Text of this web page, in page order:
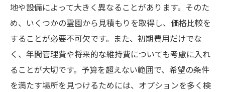
地や設備によって大きく異なることがあります。そのた
め、いくつかの霊園から見積もりを取得し、価格比較を
することが必要不可欠です。また、初期費用だけでな
く、年間管理費や将来的な維持費についても考慮に入れ
ることが大切です。予算を超えない範囲で、希望の条件
を満たす場所を見つけるためには、オプションを多く検